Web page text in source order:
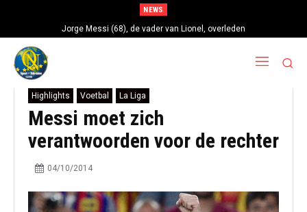
NEWS
Jorge Messi (68), de vader van Lionel, overleden
Highlights Voetbal La Liga
Messi moet zich
verantwoorden voor de rechter
04/10/2014